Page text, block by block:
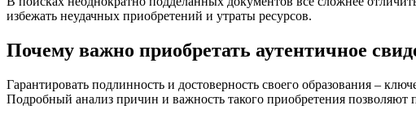
избежать неудачных приобретений и утраты ресурсов.
Почему важно приобретать аутентичное
Гарантировать подлинность и достоверность своего образования –
Подробный анализ причин и важность такого приобретения позволяют